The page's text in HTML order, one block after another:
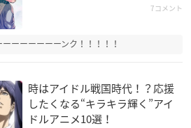
7コメント
ーーーーーーンク！！！！！
時はアイドル戦国時代！？応援
したくなる“キラキラ輝く”アイ
ドルアニメ10選！